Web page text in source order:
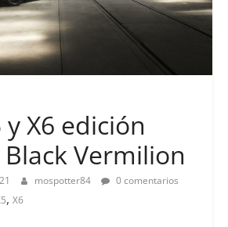
y X6 edición
Vermilion
mospotter84
0 comentarios
, X6